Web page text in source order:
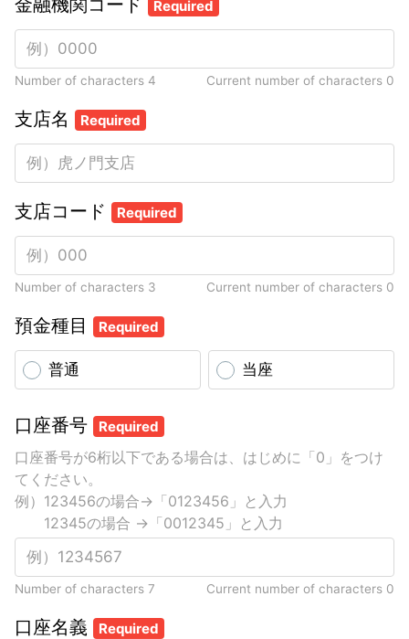
金融機関コード Required
Number of characters 4 Current number of characters 0
支店名 Required
支店コード Required
Number of characters 3 Current number of characters 0
預金種目 Required
普通 当座
口座番号 Required
口座番号が6桁以下である場合は、はじめに「0」をつけ
てください。
例）123456の場合→「0123456」と入力
12345の場合 →「0012345」と入力
Number of characters 7 Current number of characters 0
口座名義 Required